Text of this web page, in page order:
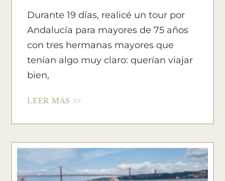
Durante 19 días, realicé un tour por
Andalucía para mayores de 75 años
con tres hermanas mayores que
tenían algo muy claro: querían viajar
bien,
LEER MÁS >>